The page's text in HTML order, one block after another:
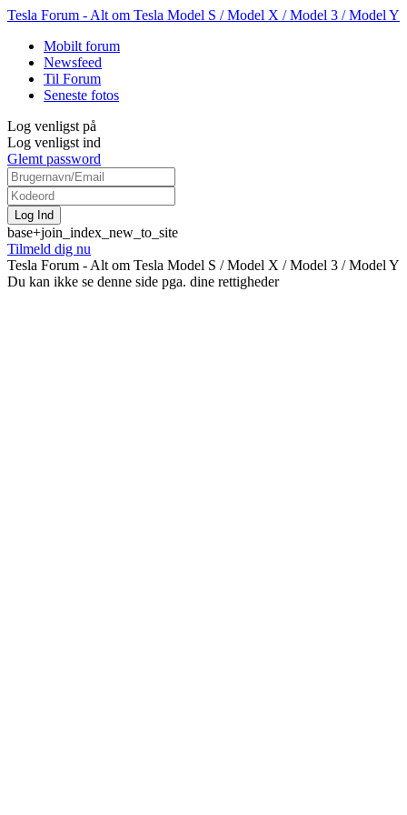
Tesla Forum - Alt om Tesla Model S / Model X / Model 3 / Model Y
Mobilt forum
Newsfeed
Til Forum
Seneste fotos
Log venligst på
Log venligst ind
Glemt password
base+join_index_new_to_site
Tilmeld dig nu
Tesla Forum - Alt om Tesla Model S / Model X / Model 3 / Model Y
Du kan ikke se denne side pga. dine rettigheder